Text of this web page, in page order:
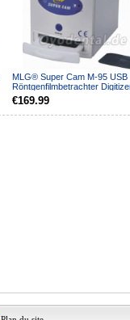
MLG® Super Cam M-95 USB
Röntgenfilmbetrachter
Scanner
€169.99